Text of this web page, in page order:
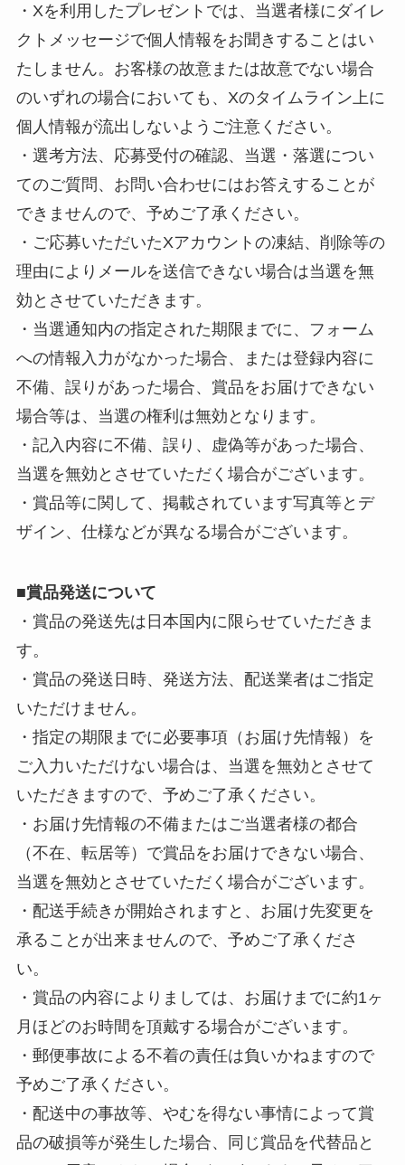
・Xを利用したプレゼントでは、当選者様にダイレ
クトメッセージで個人情報をお聞きすることはい
たしません。お客様の故意または故意でない場合
のいずれの場合においても、Xのタイムライン上に
個人情報が流出しないようご注意ください。
・選考方法、応募受付の確認、当選・落選につい
てのご質問、お問い合わせにはお答えすることが
できませんので、予めご了承ください。
・ご応募いただいたXアカウントの凍結、削除等の
理由によりメールを送信できない場合は当選を無
効とさせていただきます。
・当選通知内の指定された期限までに、フォーム
への情報入力がなかった場合、または登録内容に
不備、誤りがあった場合、賞品をお届けできない
場合等は、当選の権利は無効となります。
・記入内容に不備、誤り、虚偽等があった場合、
当選を無効とさせていただく場合がございます。
・賞品等に関して、掲載されています写真等とデ
ザイン、仕様などが異なる場合がございます。
■賞品発送について
・賞品の発送先は日本国内に限らせていただきま
す。
・賞品の発送日時、発送方法、配送業者はご指定
いただけません。
・指定の期限までに必要事項（お届け先情報）を
ご入力いただけない場合は、当選を無効とさせて
いただきますので、予めご了承ください。
・お届け先情報の不備またはご当選者様の都合
（不在、転居等）で賞品をお届けできない場合、
当選を無効とさせていただく場合がございます。
・配送手続きが開始されますと、お届け先変更を
承ることが出来ませんので、予めご了承くださ
い。
・賞品の内容によりましては、お届けまでに約1ヶ
月ほどのお時間を頂戴する場合がございます。
・郵便事故による不着の責任は負いかねますので
予めご了承ください。
・配送中の事故等、やむを得ない事情によって賞
品の破損等が発生した場合、同じ賞品を代替品と